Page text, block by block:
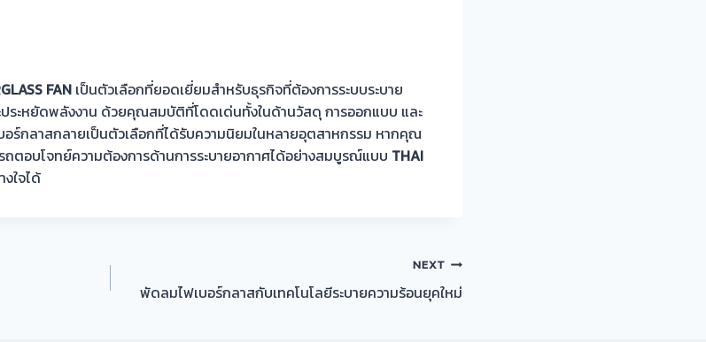
FAN เป็นตัวเลือกที่ยอดเยี่ยมสำหรับธุรกิจที่ต้องการระบบระบาย
ระหยัดพลังงาน ด้วยคุณสมบัติที่โดดเด่นทั้งในด้านวัสดุ การออกแบบ และ
ร์กลาสกลายเป็นตัวเลือกที่ได้รับความนิยมในหลายอุตสาหกรรม หากคุณ
อบโจทย์ความต้องการด้านการระบายอากาศได้อย่างสมบูรณ์แบบ THAI
ใจได้
NEXT
พัดลมไฟเบอร์กลาสกับเทคโนโลยีระบายความร้อนยุคใหม่